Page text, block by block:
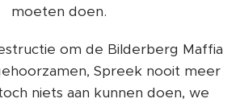
moeten doen.
om de Bilderberg Maffia
Spreek nooit meer
niets aan kunnen doen, we